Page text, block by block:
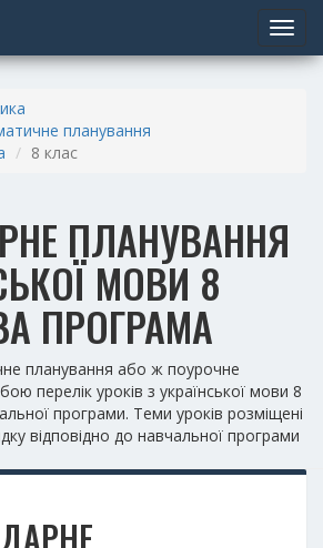
Toggle
планування
8 клас
ПЛАНУВАННЯ
МОВИ 8
ПРОГРАМА
планування або ж поурочне
перелік уроків з української мови 8
програми. Теми уроків розміщені
відповідно до навчальної програми